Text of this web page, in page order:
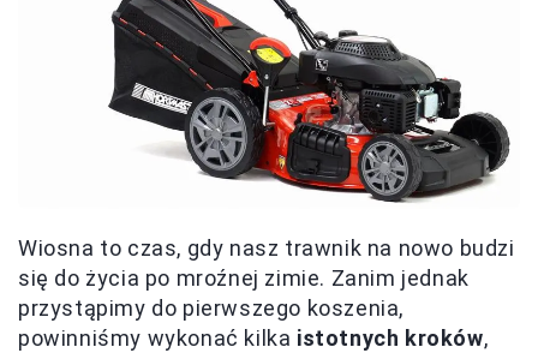
Wiosna to czas, gdy nasz trawnik na nowo budzi
się do życia po mroźnej zimie. Zanim jednak
przystąpimy do pierwszego koszenia,
powinniśmy wykonać kilka istotnych kroków,